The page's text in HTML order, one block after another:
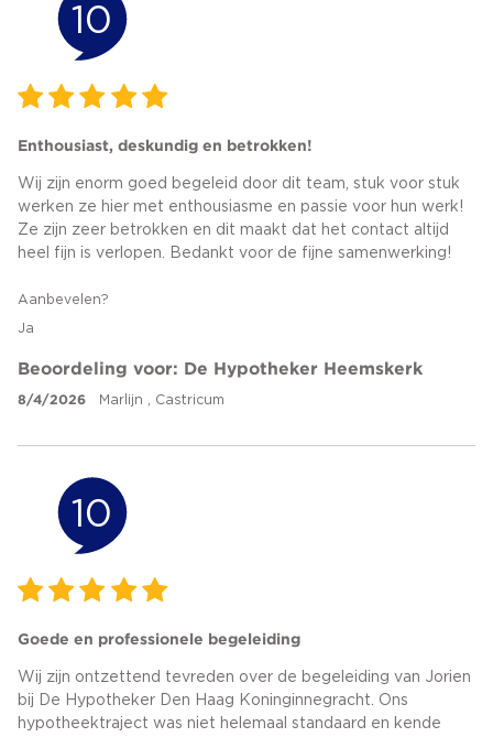
10
Enthousiast, deskundig en betrokken!
Wij zijn enorm goed begeleid door dit team, stuk voor stuk
werken ze hier met enthousiasme en passie voor hun werk!
Ze zijn zeer betrokken en dit maakt dat het contact altijd
heel fijn is verlopen. Bedankt voor de fijne samenwerking!
Aanbevelen?
Ja
Beoordeling voor: De Hypotheker Heemskerk
8/4/2026 Marlijn , Castricum
10
Goede en professionele begeleiding
Wij zijn ontzettend tevreden over de begeleiding van Jorien
bij De Hypotheker Den Haag Koninginnegracht. Ons
hypotheektraject was niet helemaal standaard en kende